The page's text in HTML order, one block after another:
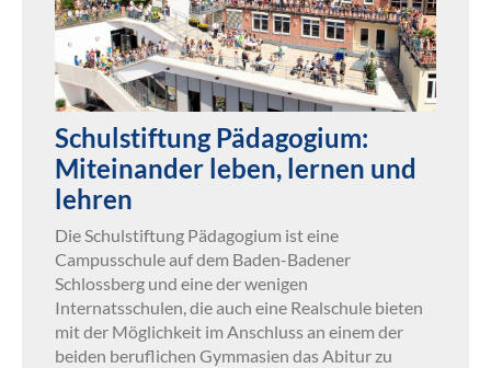
Schulstiftung Pädagogium:
Miteinander leben, lernen und
lehren
Die Schulstiftung Pädagogium ist eine
Campusschule auf dem Baden-Badener
Schlossberg und eine der wenigen
Internatsschulen, die auch eine Realschule bieten
mit der Möglichkeit im Anschluss an einem der
beiden beruflichen Gymmasien das Abitur zu